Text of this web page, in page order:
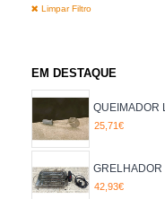
Limpar Filtro
EM DESTAQUE
QUEIMADOR
25,71€
GRELHADOR
42,93€